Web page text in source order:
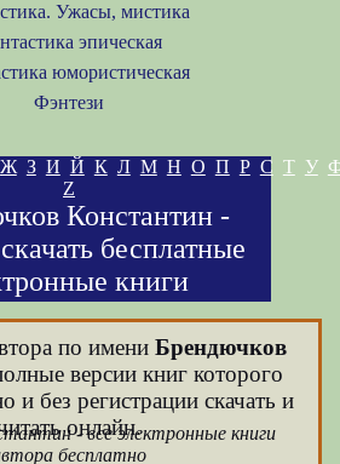
Ужасы, мистика
эпическая
юмористическая
Фэнтези
Ж З И Й К Л М Н О П Р С Т У
Z
Константин -
бесплатные
книги
по имени Брендючков
версии книг которого
и без регистрации скачать и
онлайн.
- все электронные книги
бесплатно